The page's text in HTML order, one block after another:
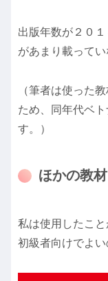
出版年数が２０
があまり載ってい
（筆者は使った
ため、同年代ベ
す。）
ほかの教材
私は使用したこ
初級者向けでよい